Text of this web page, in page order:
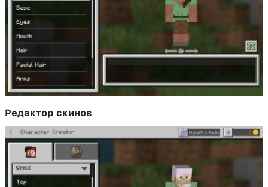
Редактор скинов